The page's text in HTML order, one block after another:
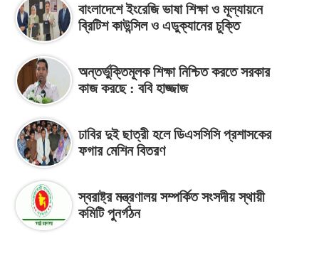
বাংলাদেশে ইংরেজি ভাষা শিক্ষা ও মূল্যায়নে
ব্রিটিশ কাউন্সিল ও এডুক্যানের চুক্তি
অন্তর্ভুক্তিমূলক শিক্ষা নিশ্চিত করতে সরকার
কাজ করছে : ববি হাজ্জাজ
ঢাবির দুই ছাত্রী হলে ডিএসসিসি প্রশাসকের
ফগার মেশিন বিতরণ
স্বরাষ্ট্র মন্ত্রণালয় সম্পর্কিত সংসদীয় স্থায়ী
কমিটি পুনর্গঠন